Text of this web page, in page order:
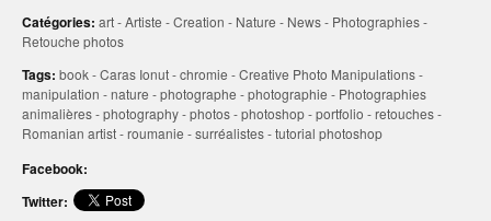
Catégories: art-Artiste -Creation - Nature - News- Photographies-
Retouche photos
Tags: book-Caras Ionut-chromie -Creative Photo Manipulations-
manipulation -nature -photographe -photographie - Photographies
animalières-photography-photos-photoshop-portfolio -retouches-
Romanian artist-roumanie -surréalistes-tutorial photoshop
Facebook:
Twitter: